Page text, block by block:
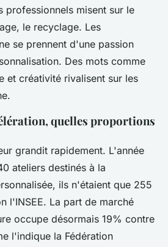
professionnels misent sur le
le recyclage. Les
se prennent d'une passion
Des mots comme
et créativité rivalisent sur les
quelles proportions
grandit rapidement. L'année
ateliers destinés à la
ils n'étaient que 255
l'INSEE. La part de marché
occupe désormais 19% contre
l'indique la Fédération